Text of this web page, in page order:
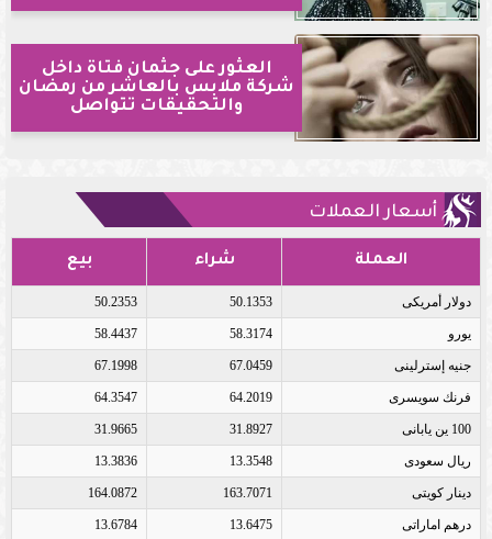
العثور على جثمان فتاة داخل
شركة ملابس بالعاشر من رمضان
والتحقيقات تتواصل
أسعار العملات
العملة شراء بيع
دولار أمريكى 50.1353
50.2353
يورو 58.3174
58.4437
جنيه إسترلينى 67.0459
67.1998
فرنك سويسرى 64.2019
64.3547
100 ين يابانى 31.8927
31.9665
ريال سعودى 13.3548
13.3836
دينار كويتى 163.7071
164.0872
درهم اماراتى 13.6475
13.6784